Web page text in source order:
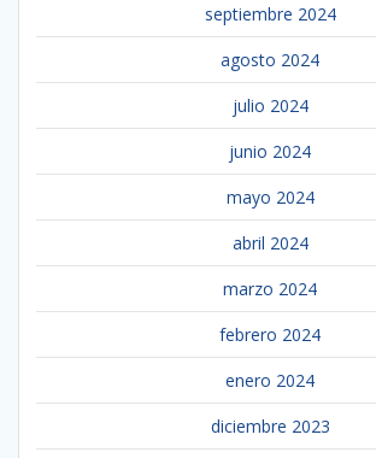
septiembre 2024
agosto 2024
julio 2024
junio 2024
mayo 2024
abril 2024
marzo 2024
febrero 2024
enero 2024
diciembre 2023